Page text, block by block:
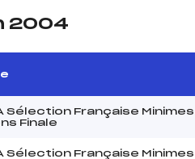
2004
Sélection Française Minimes
Finale
Sélection Française Minimes